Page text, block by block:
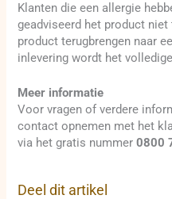
Klanten die een allergie
geadviseerd het product
product terugbrengen naar
inlevering wordt het
Meer informatie
Voor vragen of verdere
contact opnemen met het
via het gratis nummer0800
Deel dit artikel